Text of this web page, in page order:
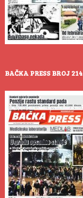
BAČKA PRESS BROJ 214